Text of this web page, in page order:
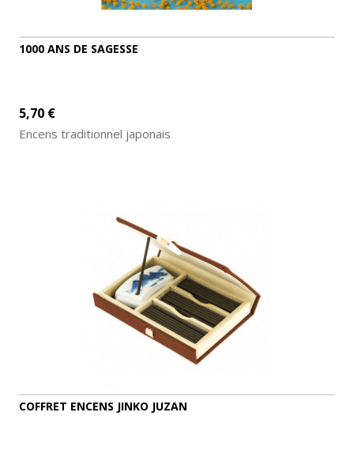
1000 ANS DE SAGESSE
5,70 €
Encens traditionnel japonais
COFFRET ENCENS JINKO JUZAN